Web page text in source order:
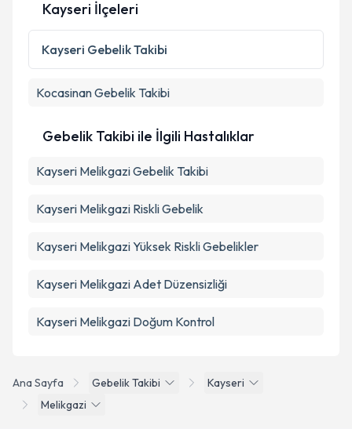
Kişisel verilerimin işlenmesine ilişkin
Metni'ni okudum ve kişisel verilerimin belirtilen
Ana Sayfa Gebelik Takibi
Kayseri
Melikgazi
Kayseri İlçeleri
Kayseri Gebelik Takibi
KocasinanGebelik Takibi
Gebelik Takibi ile İlgili Hastalıklar
Kayseri Melikgazi Gebelik Takibi
Kayseri Melikgazi Riskli Gebelik
Kayseri Melikgazi Yüksek Riskli Gebelikler
Kayseri Melikgazi Adet Düzensizliği
Kayseri Melikgazi Doğum Kontrol